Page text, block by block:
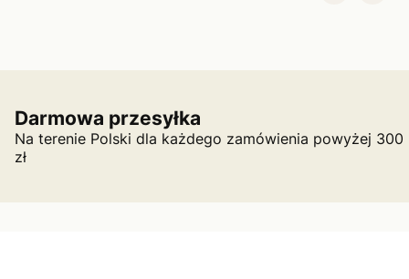
Darmowa przesyłka
Na terenie Polski dla każdego zamówienia powyżej 300
zł